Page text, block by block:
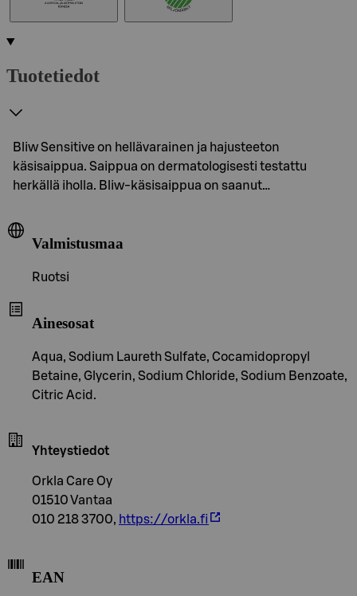
Tuotetiedot
Bliw Sensitive on hellävarainen ja hajusteeton
käsisaippua. Saippua on dermatologisesti testattu
herkällä iholla. Bliw-käsisaippua on saanut…
Valmistusmaa
Ruotsi
Ainesosat
Aqua, Sodium Laureth Sulfate, Cocamidopropyl
Betaine, Glycerin, Sodium Chloride, Sodium Benzoate,
Citric Acid.
Yhteystiedot
Orkla Care Oy
01510 Vantaa
010 218 3700, https://orkla.fi
EAN